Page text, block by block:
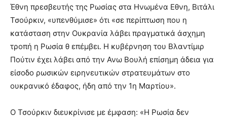
Έθνη πρεσβευτής της Ρωσίας στα Ηνωμένα Εθνη, Βιτάλι
Τσούρκιν, «υπενθύμισε» ότι «σε περίπτωση που η
κατάσταση στην Ουκρανία λάβει πραγματικά άσχημη
τροπή η Ρωσία θ επέμβει. Η κυβέρνηση του Βλαντίμιρ
Πούτιν έχει λάβει από την Ανω Βουλή επίσημη άδεια για
είσοδο ρωσικών ειρηνευτικών στρατευμάτων στο
ουκρανικό έδαφος, ήδη από την 1η Μαρτίου».
Ο Τσούρκιν διευκρίνισε με έμφαση: «Η Ρωσία δεν